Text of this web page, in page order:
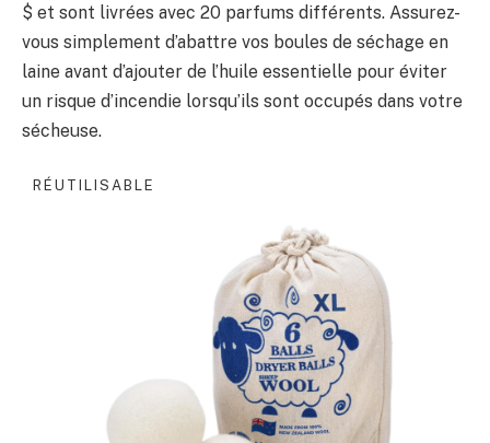
$ et sont livrées avec 20 parfums différents. Assurez-
vous simplement d’abattre vos boules de séchage en
laine avant d’ajouter de l’huile essentielle pour éviter
un risque d’incendie lorsqu’ils sont occupés dans votre
sécheuse.
RÉUTILISABLE